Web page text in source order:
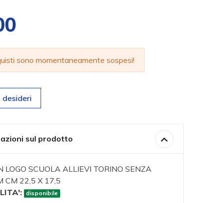
sono momentaneamente sospesi!
desideri
sul prodotto
LOGO SCUOLA ALLIEVI TORINO SENZA
CM 22,5 X 17,5
disponibile